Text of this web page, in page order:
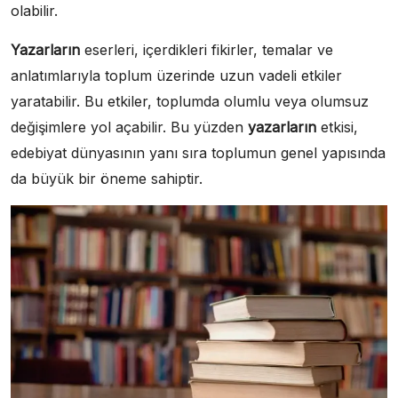
olabilir.
Yazarların eserleri, içerdikleri fikirler, temalar ve
anlatımlarıyla toplum üzerinde uzun vadeli etkiler
yaratabilir. Bu etkiler, toplumda olumlu veya olumsuz
değişimlere yol açabilir. Bu yüzden yazarların etkisi,
edebiyat dünyasının yanı sıra toplumun genel yapısında
da büyük bir öneme sahiptir.